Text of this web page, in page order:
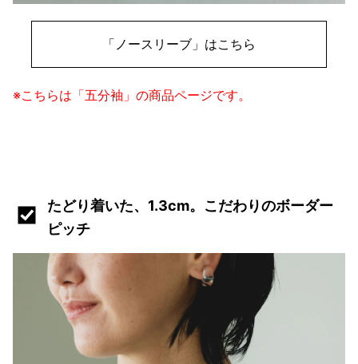
「ノースリーブ」はこちら
※こちらは「五分袖」の商品ページです。
たどり着いた、1.3cm。こだわりのボーダー
ピッチ